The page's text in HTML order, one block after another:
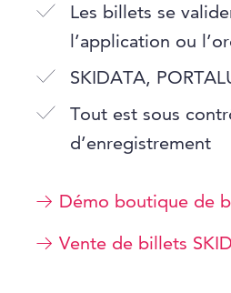
Les billets se
l’application ou
SKIDATA,
Tout est sous
d’enregistrement
Démo boutique de
Vente de billets